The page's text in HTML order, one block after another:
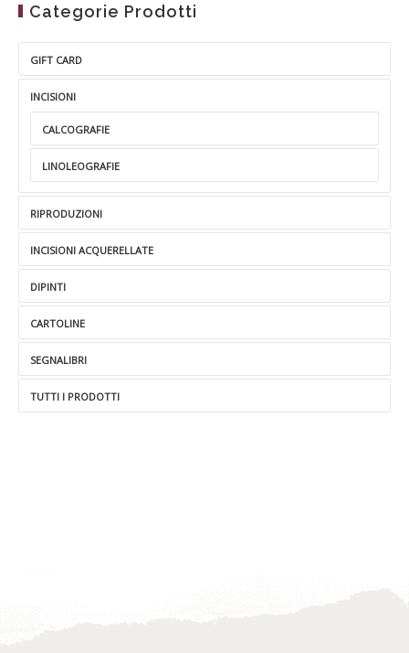
Categorie Prodotti
GIFT CARD
INCISIONI
CALCOGRAFIE
LINOLEOGRAFIE
RIPRODUZIONI
INCISIONI ACQUERELLATE
DIPINTI
CARTOLINE
SEGNALIBRI
TUTTI I PRODOTTI